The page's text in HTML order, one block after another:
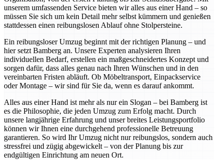
unserem umfassenden Service bieten wir alles aus einer Hand – so
müssen Sie sich um kein Detail mehr selbst kümmern und genießen
stattdessen einen reibungslosen Ablauf ohne Stolpersteine.
Ein reibungsloser Umzug beginnt mit der richtigen Planung – und
hier setzt Bamberg an. Unsere Experten analysieren Ihren
individuellen Bedarf, erstellen ein maßgeschneidertes Konzept und
sorgen dafür, dass alles genau nach Ihren Wünschen und in den
vereinbarten Fristen abläuft. Ob Möbeltransport, Einpackservice
oder Montage – wir sind für Sie da, wenn es darauf ankommt.
Alles aus einer Hand ist mehr als nur ein Slogan – bei Bamberg ist
es die Philosophie, die jeden Umzug zum Erfolg macht. Durch
unsere langjährige Erfahrung und unser breites Leistungsportfolio
können wir Ihnen eine durchgehend professionelle Betreuung
garantieren. So wird Ihr Umzug nicht nur reibungslos, sondern auch
stressfrei und zügig abgewickelt – von der Planung bis zur
endgültigen Einrichtung am neuen Ort.